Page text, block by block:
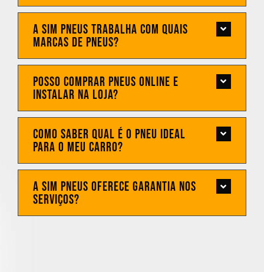
A Sim Pneus trabalha com quais
marcas de pneus?
Posso comprar pneus online e
instalar na loja?
Como saber qual é o pneu ideal
para o meu carro?
A Sim Pneus oferece garantia nos
serviços?